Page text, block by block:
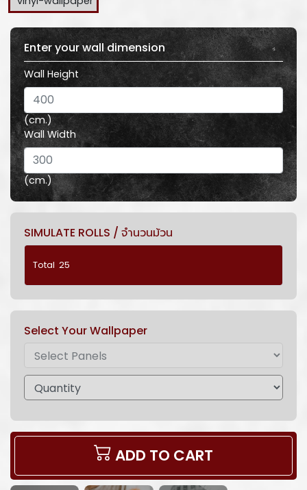
Enter your wall dimension
Wall Height
(cm.)
Wall Width
(cm.)
SIMULATE ROLLS / จำนวนม้วน
Select Your Wallpaper
ADD TO CART